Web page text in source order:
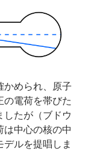
かめられ、原子
電荷を帯びた
たが（ブドウ
中心の核の中
ルを提唱しま